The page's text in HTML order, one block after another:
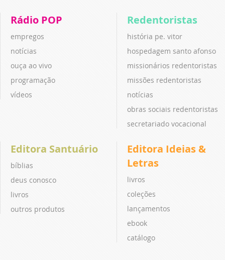
Rádio POP
empregos
notícias
ouça ao vivo
programação
vídeos
Redentoristas
história pe. vitor
hospedagem santo afonso
missionários redentoristas
missões redentoristas
notícias
obras sociais redentoristas
secretariado vocacional
Editora Santuário
bíblias
deus conosco
livros
outros produtos
Editora Ideias &
Letras
livros
coleções
lançamentos
ebook
catálogo